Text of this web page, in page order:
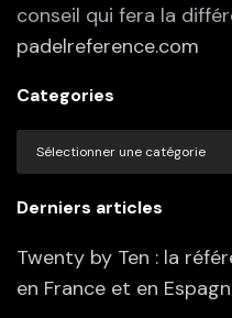
conseil qui fera la
padelreference.com
Categories
Categories
Derniers articles
Twenty by Ten : la
en France et en